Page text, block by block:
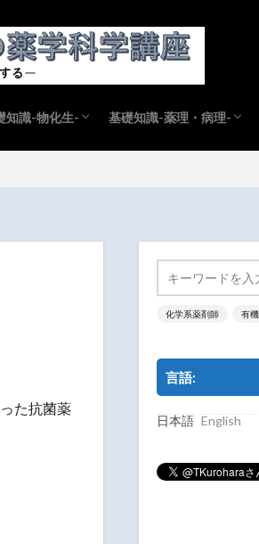
知識-物化生-
化学
学
有機化学
基礎知識-薬理・病理-
薬理
病理
薬物動態
薬剤
た抗菌薬
化学系薬剤師 有
言語:
日本語 English